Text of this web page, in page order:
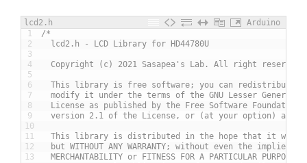
lcd2.h
Arduino
1
2
3
4
5
6
7
8
9
10
11
12
13
/*
lcd2.h - LCD Library for HD44780U
Copyright (c) 2021 Sasapea's Lab. All right reserved.
This library is free software; you can redistribute
modify it under the terms of the GNU Lesser General
License as published by the Free Software
version 2.1 of the License, or (at your option) any
This library is distributed in the hope that it will
but WITHOUT ANY WARRANTY; without even the implied
MERCHANTABILITY or FITNESS FOR A PARTICULAR PURPOSE.